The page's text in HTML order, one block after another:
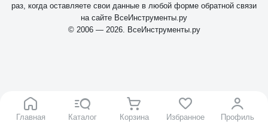
Главная Каталог Корзина Избранное Профиль
раз, когда оставляете свои данные в любой форме обратной связи
на сайте ВсеИнструменты.ру
© 2006 — 2026. ВсеИнструменты.ру